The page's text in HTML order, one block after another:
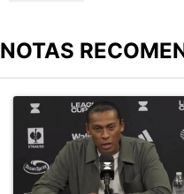
NOTAS
Un artículo de tendencia